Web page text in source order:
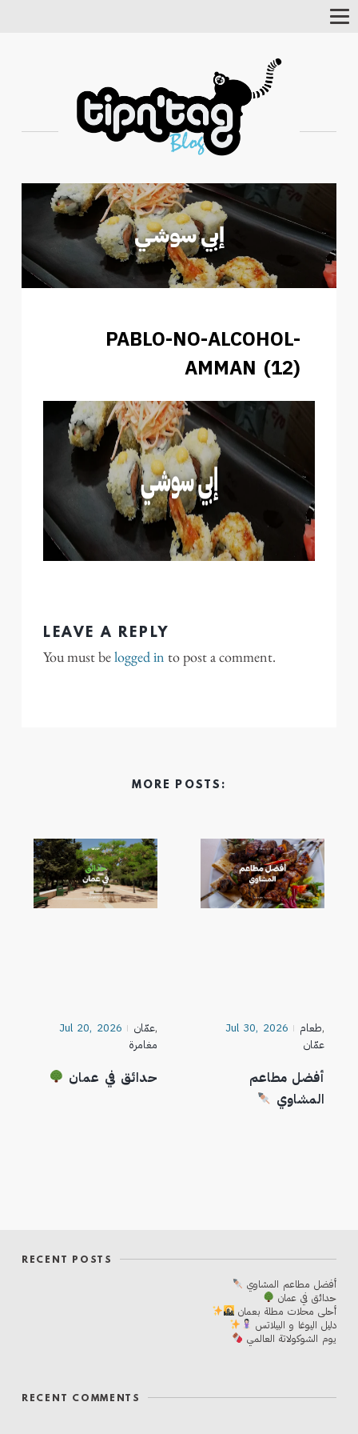
Toggle
PABLO-NO-ALCOHOL-
AMMAN (12)
LEAVE A REPLY
You must belogged in to post a comment.
MORE POSTS:
Jul 30, 2026 طعام,
عمّان
أفضل مطاعم
المشاوي
Jul 20, 2026 عمّان,
مغامرة
حدائق في عمان
RECENT POSTS
أفضل مطاعم المشاوي
حدائق في عمان
أحلی محلات مطلة بعمان
دليل اليوغا و البيلاتس
يوم الشوكولاتة العالمي
RECENT COMMENTS